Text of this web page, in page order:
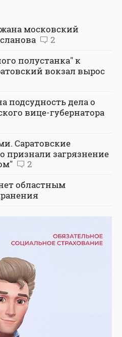
московский
2
полустанка" к
вокзал вырос
подсудность дела о
вице-губернатора
Саратовские
признали загрязнение
2
областным